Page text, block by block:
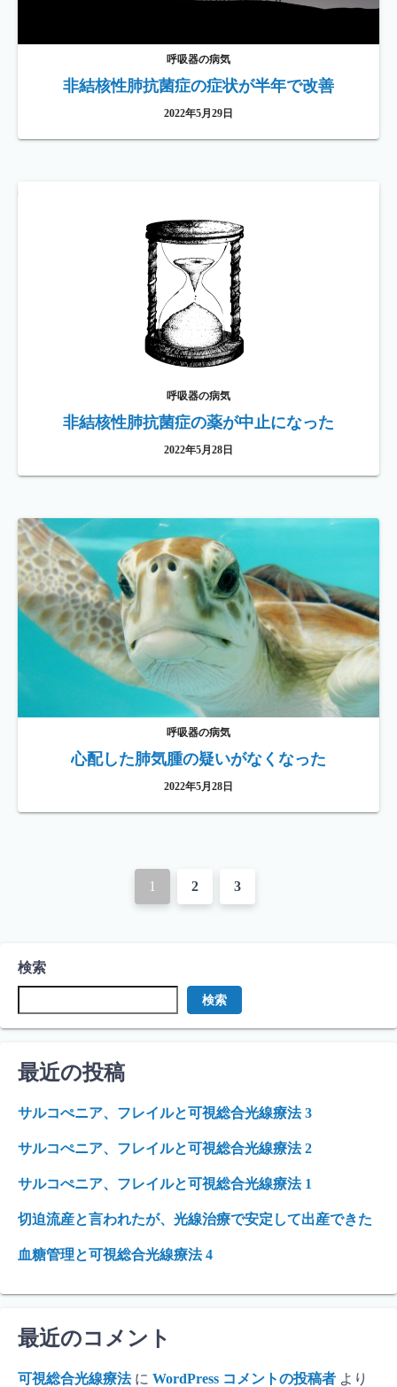
呼吸器の病気
非結核性肺抗菌症の症状が半年で改善
2022年5月29日
呼吸器の病気
非結核性肺抗菌症の薬が中止になった
2022年5月28日
呼吸器の病気
心配した肺気腫の疑いがなくなった
2022年5月28日
ビ
ゲ
シ
ョ
1 2 3
検索
検索
最近の投稿
サルコぺニア、フレイルと可視総合光線療法 3
サルコぺニア、フレイルと可視総合光線療法 2
サルコぺニア、フレイルと可視総合光線療法 1
切迫流産と言われたが、光線治療で安定して出産できた
血糖管理と可視総合光線療法 4
最近のコメント
可視総合光線療法に WordPress コメントの投稿者 より